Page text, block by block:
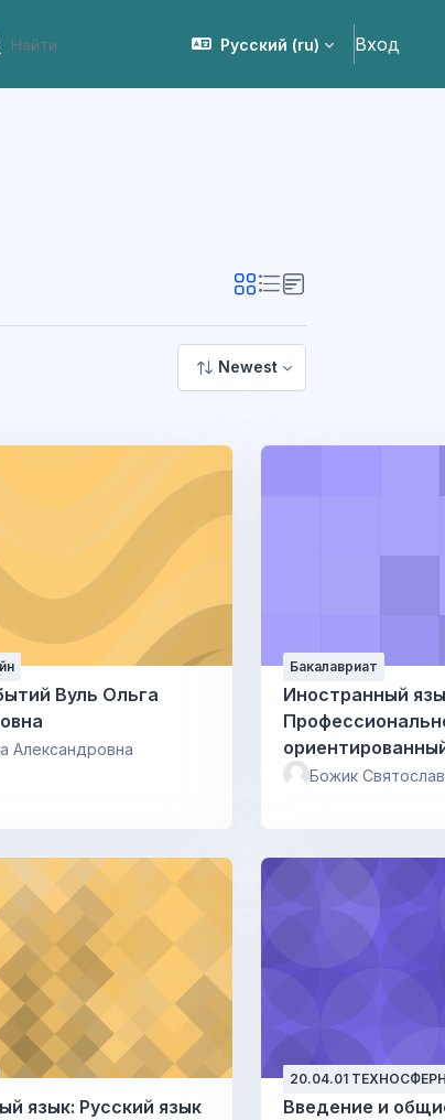
слабовидящих Русский ‎(ru)‎ Вход
Newest
Ольга
Александровна
Бакалавриат
Иностранный
Святослава
Божик
язык: Русский язык
20.04.01
Введение и